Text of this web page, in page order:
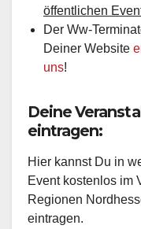
öffentlichen
Der Ww-
Deiner Website
uns!
Deine
eintragen:
Hier kannst Du in
Event kostenlos im
Regionen
eintragen.